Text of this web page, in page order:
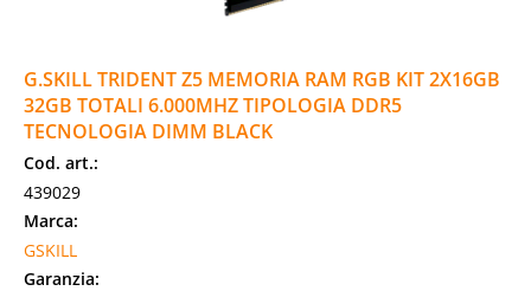
G.SKILL TRIDENT Z5 MEMORIA RAM RGB KIT 2X16GB
32GB TOTALI 6.000MHZ TIPOLOGIA DDR5
TECNOLOGIA DIMM BLACK
Cod. art.:
439029
Marca:
GSKILL
Garanzia: